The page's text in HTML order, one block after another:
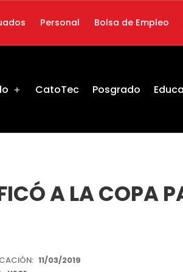
CatoTec Posgrado
Personal Bolsa de Empleo
A LA COPA
11/03/2019